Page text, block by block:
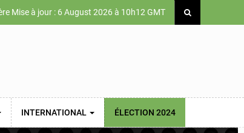
Mise à jour : 6 August 2026 à 10h12 GMT
INTERNATIONAL ÉLECTION 2024